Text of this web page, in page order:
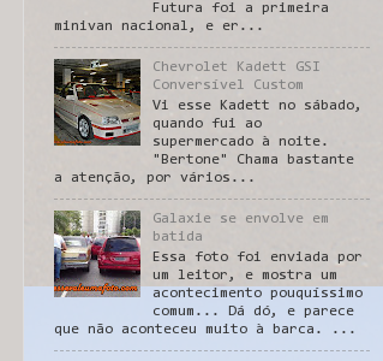
Futura foi a primeira
minivan nacional, e er...
Chevrolet Kadett GSI
Conversível Custom
Vi esse Kadett no sábado,
quando fui ao
supermercado à noite.
"Bertone" Chama bastante
a atenção, por vários...
Galaxie se envolve em
batida
Essa foto foi enviada por
um leitor, e mostra um
acontecimento pouquíssimo
comum... Dá dó, e parece
que não aconteceu muito à barca. ...